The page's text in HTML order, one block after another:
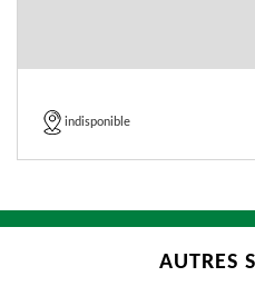
indisponible
AUTRES